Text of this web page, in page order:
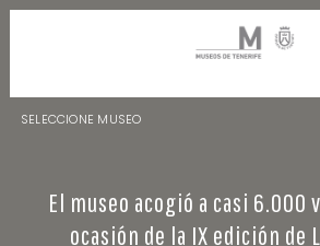
SELECCIONE MUSEO
NATURALEZA Y ARQUEOLOGÍA
El museo acogió a casi
ocasión de la IX edición de